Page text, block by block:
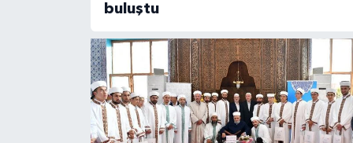
buluştu
Muş Müftülüğü
Nevşehir Müftülüğü